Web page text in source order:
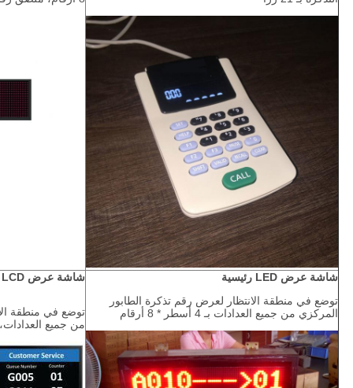
شاشة عرض LED رئيسية
توضع في منطقة الانتظار لعرض رقم تذكرة الطابور
المركزي من جميع العدادات بـ 4 أسطر * 8 أرقام
شاشة عرض LCD رئيسية
توضع في منطقة
من جميع